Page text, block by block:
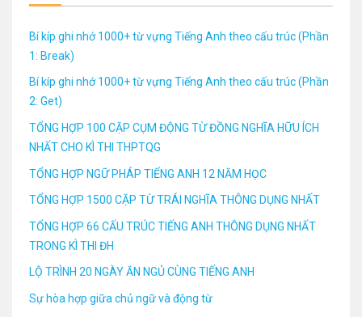
Bí kíp ghi nhớ 1000+ từ vựng Tiếng Anh theo cấu trúc (Phần
1: Break)
Bí kíp ghi nhớ 1000+ từ vựng Tiếng Anh theo cấu trúc (Phần
2: Get)
TỔNG HỢP 100 CẶP CỤM ĐỘNG TỪ ĐỒNG NGHĨA HỮU ÍCH
NHẤT CHO KÌ THI THPTQG
TỔNG HỢP NGỮ PHÁP TIẾNG ANH 12 NĂM HỌC
TỔNG HỢP 1500 CẶP TỪ TRÁI NGHĨA THÔNG DỤNG NHẤT
TỔNG HỢP 66 CẤU TRÚC TIẾNG ANH THÔNG DỤNG NHẤT
TRONG KÌ THI ĐH
LỘ TRÌNH 20 NGÀY ĂN NGỦ CÙNG TIẾNG ANH
Sự hòa hợp giữa chủ ngữ và động từ